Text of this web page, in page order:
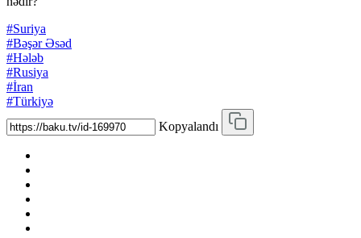
#Suriya
#Bəşər Əsəd
#Hələb
#Rusiya
#İran
#Türkiyə
Kopyalandı